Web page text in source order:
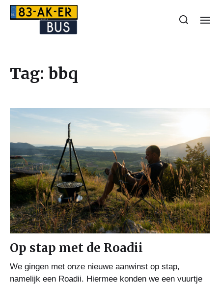
Tag: bbq
Op stap met de Roadii
We gingen met onze nieuwe aanwinst op stap,
namelijk een Roadii. Hiermee konden we een vuurtje